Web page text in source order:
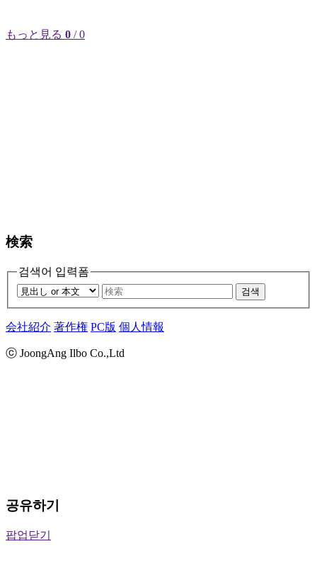
もっと見る 0 / 0
検索
검색어 입력폼
검색
会社紹介 著作権 PC版 個人情報
ⓒ JoongAng Ilbo Co.,Ltd
공유하기
팝업닫기